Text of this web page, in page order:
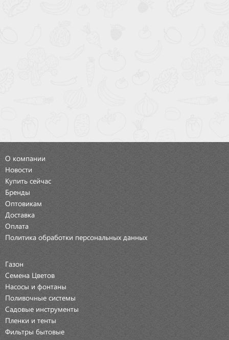
О компании
Новости
Купить сейчас
Бренды
Оптовикам
Доставка
Оплата
Политика обработки персональных данных
Газон
Семена Цветов
Насосы и фонтаны
Поливочные системы
Садовые инструменты
Пленки и тенты
Фильтры бытовые